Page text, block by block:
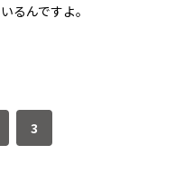
るんですよ。
3